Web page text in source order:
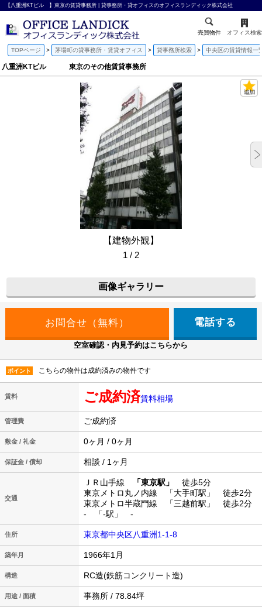
【八重洲KTビル 】東京の賃貸事務所 | 貸事務所・貸オフィスのオフィスランディック株式会社
売買物件 オフィス検索
TOPページ 茅場町の貸事務所・賃貸オフィス 貸事務所検索 中央区の賃貸情報一
八重洲KTビル 東京のその他賃貸事務所
【建物外観】
1 / 2
画像ギャラリー
電話する
空室確認・内見予約はこちらから
ポイント こちらの物件は成約済みの物件です
賃料 ご成約済賃料相場
管理費 ご成約済
敷金 / 礼金 0ヶ月 / 0ヶ月
保証金 / 償却 相談 / 1ヶ月
交通
ＪＲ山手線 「東京駅」
徒歩5分
東京メトロ丸ノ内線 「大手町駅」 徒歩2分
東京メトロ半蔵門線 「三越前駅」 徒歩2分
- 「-駅」 -
住所 東京都中央区八重洲1-1-8
築年月 1966年1月
構造 RC造(鉄筋コンクリート造)
用途 / 面積 事務所 / 78.84坪